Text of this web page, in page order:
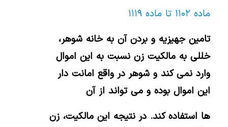
ماده ۱۱۰۲ تا ماده
۱۱۱۹
تامین جهیزیه و بردن آن به خانه شوهر،
خللی به مالکیت زن نسبت به این اموال
وارد نمی کند و شوهر در واقع امانت دار
این اموال بوده و می تواند از آن
ها استفاده کند. در نتیجه این مالکیت، زن